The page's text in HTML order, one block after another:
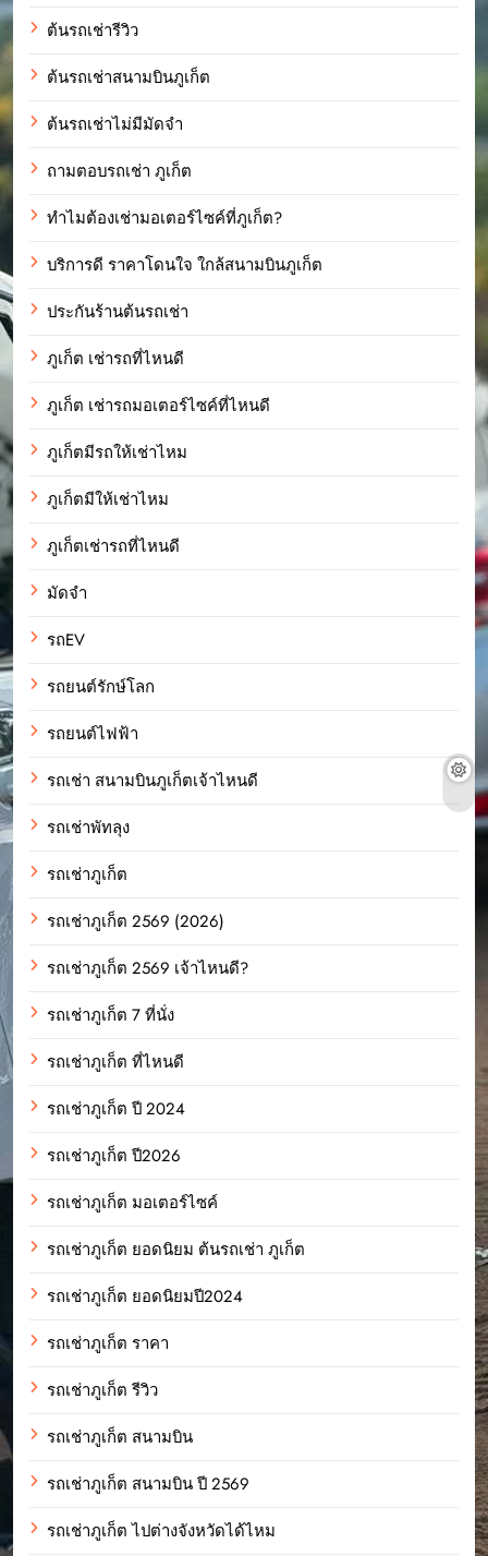
ต้นรถเช่ารีวิว
ต้นรถเช่าสนามบินภูเก็ต
ต้นรถเช่าไม่มีมัดจำ
ถามตอบรถเช่า ภูเก็ต
ทำไมต้องเช่ามอเตอร์ไซค์ที่ภูเก็ต?
บริการดี ราคาโดนใจ ใกล้สนามบินภูเก็ต
ประกันร้านต้นรถเช่า
ภูเก็ต เช่ารถที่ไหนดี
ภูเก็ต เช่ารถมอเตอร์ไซค์ที่ไหนดี
ภูเก็ตมีรถให้เช่าไหม
ภูเก็ตมีให้เช่าไหม
ภูเก็ตเช่ารถที่ไหนดี
มัดจำ
รถEV
รถยนต์รักษ์โลก
รถยนต์ไฟฟ้า
รถเช่า สนามบินภูเก็ตเจ้าไหนดี
รถเช่าพัทลุง
รถเช่าภูเก็ต
รถเช่าภูเก็ต 2569 (2026)
รถเช่าภูเก็ต 2569 เจ้าไหนดี?
รถเช่าภูเก็ต 7 ที่นั่ง
รถเช่าภูเก็ต ที่ไหนดี
รถเช่าภูเก็ต ปี 2024
รถเช่าภูเก็ต ปี2026
รถเช่าภูเก็ต มอเตอร์ไซค์
รถเช่าภูเก็ต ยอดนิยม ต้นรถเช่า ภูเก็ต
รถเช่าภูเก็ต ยอดนิยมปี2024
รถเช่าภูเก็ต ราคา
รถเช่าภูเก็ต รีวิว
รถเช่าภูเก็ต สนามบิน
รถเช่าภูเก็ต สนามบิน ปี 2569
รถเช่าภูเก็ต ไปต่างจังหวัดได้ไหม